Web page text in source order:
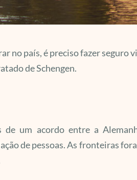
no país, é preciso fazer seguro
de Schengen.
um acordo entre a
de pessoas. As fronteiras